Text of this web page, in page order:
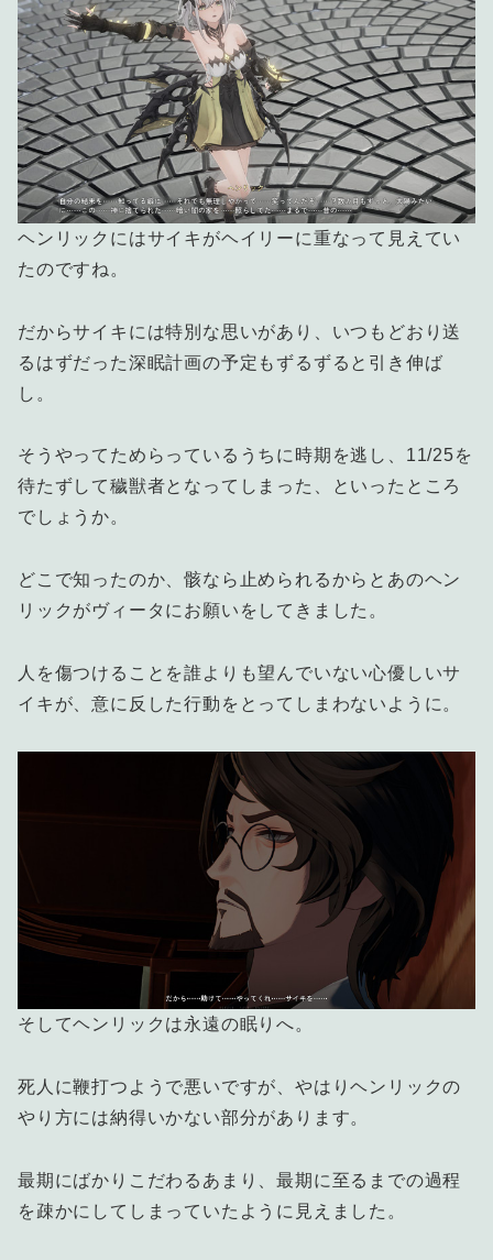
ヘンリックにはサイキがヘイリーに重なって見えてい
たのですね。
だからサイキには特別な思いがあり、いつもどおり送
るはずだった深眠計画の予定もずるずると引き伸ば
し。
そうやってためらっているうちに時期を逃し、11/25を
待たずして穢獣者となってしまった、といったところ
でしょうか。
どこで知ったのか、骸なら止められるからとあのヘン
リックがヴィータにお願いをしてきました。
人を傷つけることを誰よりも望んでいない心優しいサ
イキが、意に反した行動をとってしまわないように。
そしてヘンリックは永遠の眠りへ。
死人に鞭打つようで悪いですが、やはりヘンリックの
やり方には納得いかない部分があります。
最期にばかりこだわるあまり、最期に至るまでの過程
を疎かにしてしまっていたように見えました。